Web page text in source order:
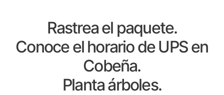
Rastrea el paquete.
Conoce el horario de UPS en
Cobeña.
Planta árboles.